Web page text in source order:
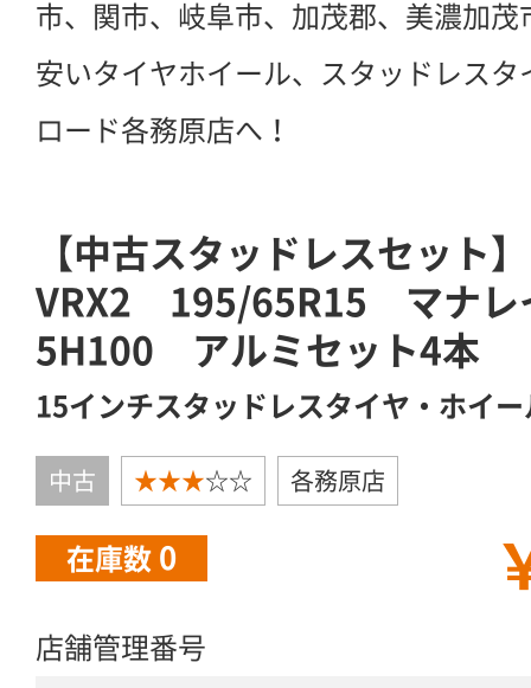
市、関市、岐阜市、加茂郡、美濃加茂
安いタイヤホイール、スタッドレス
ロード各務原店へ！
【中古スタッドレスセット
VRX2 195/65R15 マナレ
5H100 アルミセット4本
15インチスタッドレスタイヤ・ホイ
中古 ★★★☆☆ 各務原店
在庫数 0
店舗管理番号